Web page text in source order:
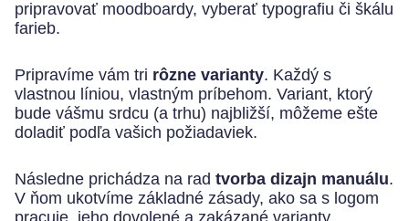
pripravovať moodboardy, vyberať typografiu či škálu
farieb.
Pripravíme vám tri rôzne varianty. Každý s
vlastnou líniou, vlastným príbehom. Variant, ktorý
bude vášmu srdcu (a trhu) najbližší, môžeme ešte
doladiť podľa vašich požiadaviek.
Následne prichádza na rad tvorba dizajn manuálu.
V ňom ukotvíme základné zásady, ako sa s logom
pracuje, jeho dovolené a zakázané varianty,